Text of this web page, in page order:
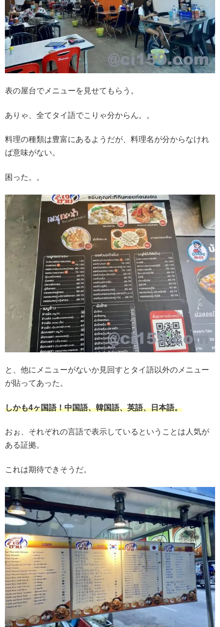
表の屋台でメニューを見せてもらう。
ありゃ、全てタイ語でこりゃ分からん。。
料理の種類は豊富にあるようだが、料理名が分からなけれ
ば意味がない。
困った。。
と、他にメニューがないか見回すとタイ語以外のメニュー
が貼ってあった。
しかも4ヶ国語！中国語、韓国語、英語、日本語。
おぉ、それぞれの言語で表示しているということは人気が
ある証拠。
これは期待できそうだ。